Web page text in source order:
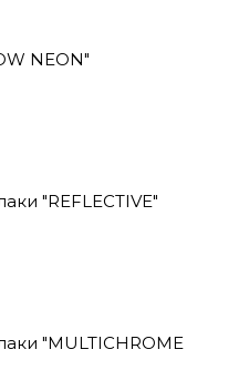
NEON"
"REFLECTIVE"
"MULTICHROME